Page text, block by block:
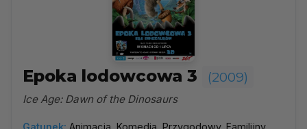
Epoka lodowcowa 3 (2009)
Ice Age: Dawn of the Dinosaurs
Gatunek: Animacja, Komedia, Przygodowy, Familijny